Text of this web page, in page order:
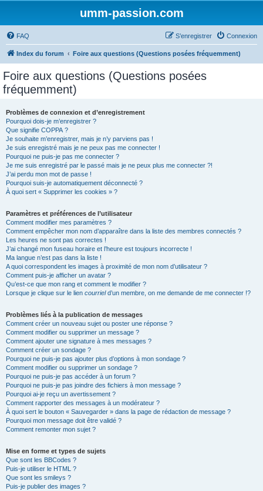
umm-passion.com
FAQ Connexion
S’enregistrer
Index du forum Foire aux questions (Questions posées fréquemment)
Foire aux questions (Questions posées
fréquemment)
Problèmes de connexion et d’enregistrement
Pourquoi dois-je m’enregistrer ?
Que signifie COPPA ?
Je souhaite m’enregistrer, mais je n’y parviens pas !
Je suis enregistré mais je ne peux pas me connecter !
Pourquoi ne puis-je pas me connecter ?
Je me suis enregistré par le passé mais je ne peux plus me connecter ?!
J’ai perdu mon mot de passe !
Pourquoi suis-je automatiquement déconnecté ?
À quoi sert « Supprimer les cookies » ?
Paramètres et préférences de l’utilisateur
Comment modifier mes paramètres ?
Comment empêcher mon nom d’apparaître dans la liste des membres connectés ?
Les heures ne sont pas correctes !
J’ai changé mon fuseau horaire et l’heure est toujours incorrecte !
Ma langue n’est pas dans la liste !
A quoi correspondent les images à proximité de mon nom d’utilisateur ?
Comment puis-je afficher un avatar ?
Qu’est-ce que mon rang et comment le modifier ?
Lorsque je clique sur le lien courrield’un membre, on me demande de me connecter !?
Problèmes liés à la publication de messages
Comment créer un nouveau sujet ou poster une réponse ?
Comment modifier ou supprimer un message ?
Comment ajouter une signature à mes messages ?
Comment créer un sondage ?
Pourquoi ne puis-je pas ajouter plus d’options à mon sondage ?
Comment modifier ou supprimer un sondage ?
Pourquoi ne puis-je pas accéder à un forum ?
Pourquoi ne puis-je pas joindre des fichiers à mon message ?
Pourquoi ai-je reçu un avertissement ?
Comment rapporter des messages à un modérateur ?
À quoi sert le bouton « Sauvegarder » dans la page de rédaction de message ?
Pourquoi mon message doit être validé ?
Comment remonter mon sujet ?
Mise en forme et types de sujets
Que sont les BBCodes ?
Puis-je utiliser le HTML ?
Que sont les smileys ?
Puis-je publier des images ?